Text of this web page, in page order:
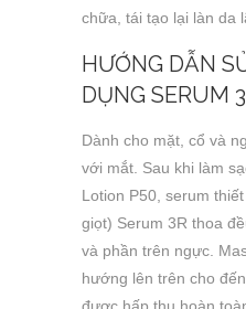
chữa, tái tạo lại làn da
HƯỚNG DẪN
DỤNG SERUM
Dành cho mặt, cổ và
với mắt. Sau khi làm
Lotion P50, serum
giọt) Serum 3R thoa
và phần trên ngực.
hướng lên trên cho